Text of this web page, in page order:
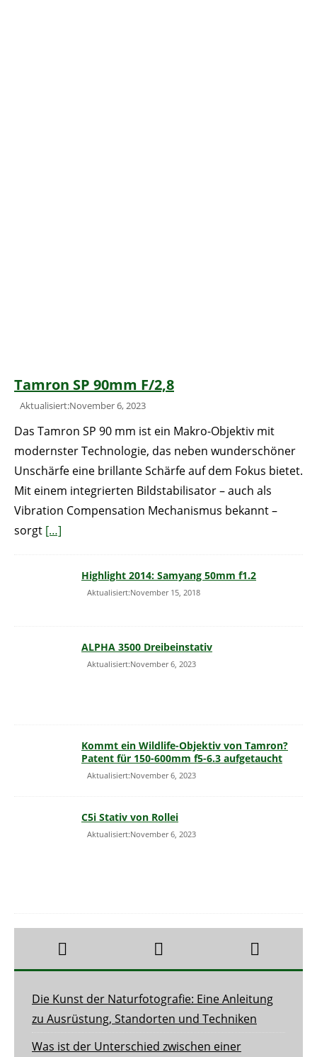
Tamron SP 90mm F/2,8
Aktualisiert:November 6, 2023
Das Tamron SP 90 mm ist ein Makro-Objektiv mit
modernster Technologie, das neben wunderschöner
Unschärfe eine brillante Schärfe auf dem Fokus bietet.
Mit einem integrierten Bildstabilisator – auch als
Vibration Compensation Mechanismus bekannt –
sorgt […]
Highlight 2014: Samyang 50mm f1.2
Aktualisiert:November 15, 2018
ALPHA 3500 Dreibeinstativ
Aktualisiert:November 6, 2023
Kommt ein Wildlife-Objektiv von Tamron?
Patent für 150-600mm f5-6.3 aufgetaucht
Aktualisiert:November 6, 2023
C5i Stativ von Rollei
Aktualisiert:November 6, 2023
Die Kunst der Naturfotografie: Eine Anleitung
zu Ausrüstung, Standorten und Techniken
Was ist der Unterschied zwischen einer